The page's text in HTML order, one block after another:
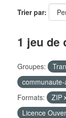
Trier par
1 jeu de
Groupes:
Formats:
ZIP
Licence